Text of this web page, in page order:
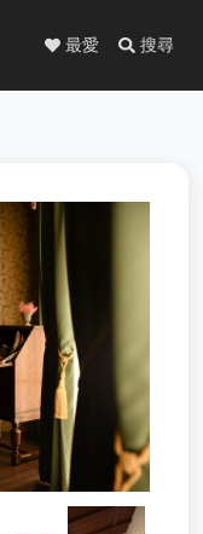
最愛 搜尋